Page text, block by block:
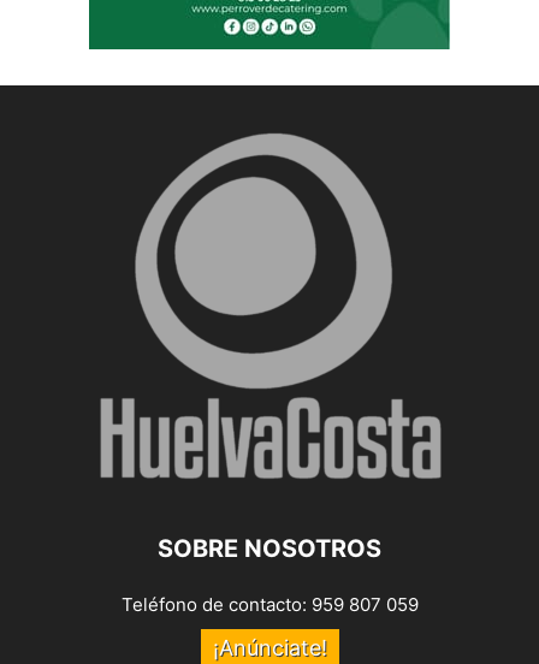
SOBRE NOSOTROS
Teléfono de contacto: 959 807 059
¡Anúnciate!